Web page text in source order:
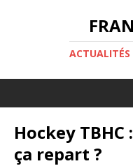
ACTUALITÉS
Hockey
ça repart ?